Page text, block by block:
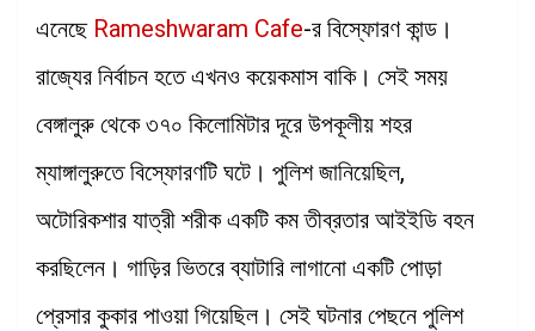
এনেছে Rameshwaram Cafe-র বিস্ফোরণ কান্ড।
রাজ্যের নির্বাচন হতে এখনও কয়েকমাস বাকি। সেই সময়
বেঙ্গালুরু থেকে ৩৭০ কিলোমিটার দূরে উপকূলীয় শহর
ম্যাঙ্গালুরুতে বিস্ফোরণটি ঘটে। পুলিশ জানিয়েছিল,
অটোরিকশার যাত্রী শরীক একটি কম তীব্রতার আইইডি বহন
করছিলেন। গাড়ির ভিতরে ব্যাটারি লাগানো একটি পোড়া
প্রেসার কুকার পাওয়া গিয়েছিল। সেই ঘটনার পেছনে পুলিশ